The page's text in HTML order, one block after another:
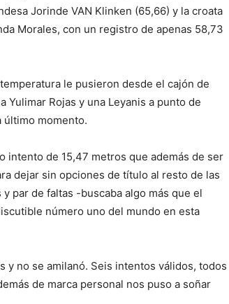
Jorinde VAN Klinken (65,66) y la croata
Morales, con un registro de apenas 58,73
le pusieron desde el cajón de
Rojas y una Leyanis a punto de
último momento.
intento de 15,47 metros que además de ser
dejar sin opciones de título al resto de las
par de faltas -buscaba algo más que el
número uno del mundo en esta
y no se amilanó. Seis intentos válidos, todos
de marca personal nos puso a soñar